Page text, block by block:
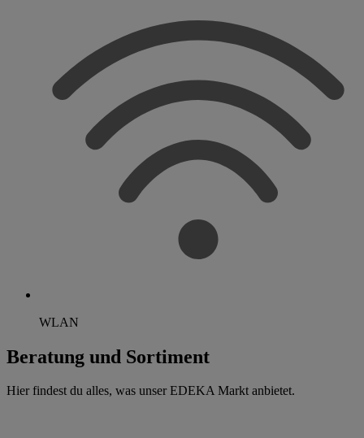
WLAN
Beratung und Sortiment
Hier findest du alles, was unser EDEKA Markt anbietet.